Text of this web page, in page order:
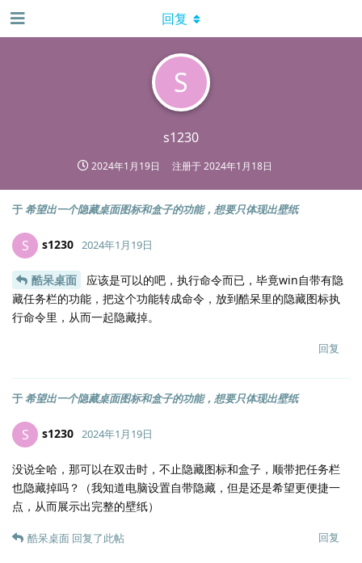
S
s1230
2024年1月19日 注册于2024年1月18日
回复
于希望出一个隐藏桌面图标和盒子的功能，想要只体现出壁纸
S s1230 2024年1月19日
酷呆桌面
应该是可以的吧，执行命令而已，毕竟win自带有隐
藏任务栏的功能，把这个功能转成命令，放到酷呆里的隐藏图标执
行命令里，从而一起隐藏掉。
回复
于希望出一个隐藏桌面图标和盒子的功能，想要只体现出壁纸
S s1230 2024年1月19日
没说全哈，那可以在双击时，不止隐藏图标和盒子，顺带把任务栏
也隐藏掉吗？（我知道电脑设置自带隐藏，但是还是希望更便捷一
点，从而展示出完整的壁纸）
回复
酷呆桌面 回复了此帖